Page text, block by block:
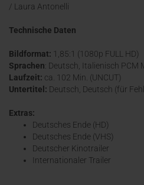
/ Laura Antonelli
Technische Daten
Bildformat: 1,85:1 (1080p FULL HD)
Sprachen: Deutsch, Italienisch PCM
Laufzeit: ca. 102 Min. (UNCUT)
Untertitel: Deutsch, Deutsch (für
Extras:
Deutsches Ende (HD)
Deutsches Ende (VHS)
Deutscher Kinotrailer
Internationaler Trailer